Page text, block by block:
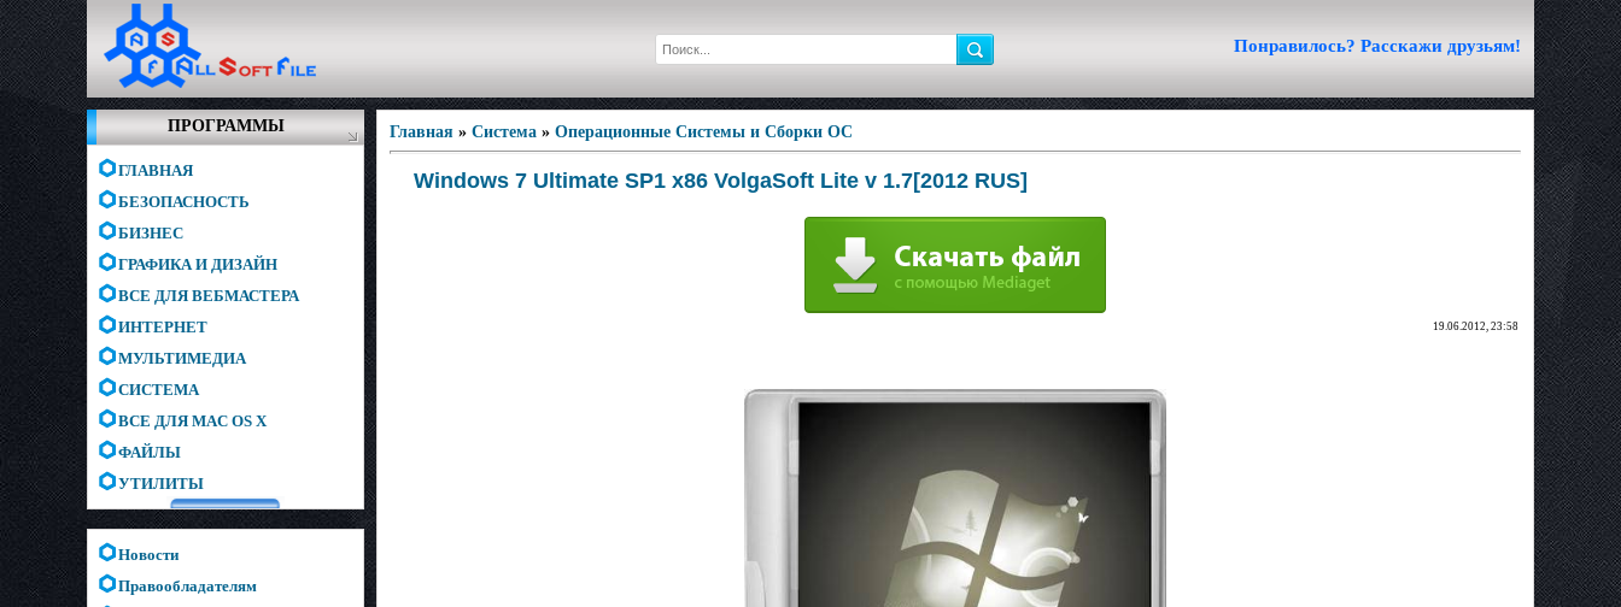
Понравилось? Расскажи друзьям!
ПРОГРАММЫ
ГЛАВНАЯ
БЕЗОПАСНОСТЬ
БИЗНЕС
ГРАФИКА И ДИЗАЙН
ВСЕ ДЛЯ ВЕБМАСТЕРА
ИНТЕРНЕТ
МУЛЬТИМЕДИА
СИСТЕМА
ВСЕ ДЛЯ MAC OS X
ФАЙЛЫ
УТИЛИТЫ
Новости
Правообладателям
Главная » Система » Операционные Системы и Сборки ОС
Windows 7 Ultimate SP1 x86 VolgaSoft Lite v 1.7[2012 RUS]
19.06.2012, 23:58